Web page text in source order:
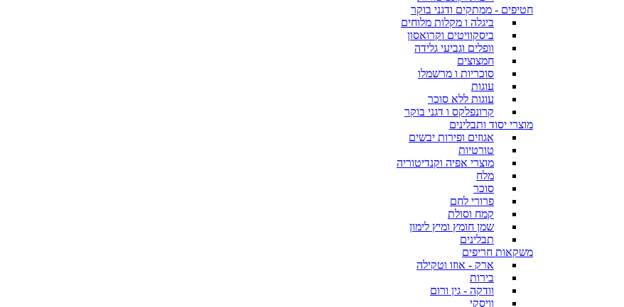
חטיפים - ממתקים ודגני בוקר
ביגלה ו מקלות מלוחים
ביסקוויטים וקרואסון
וופלים וגביעי גלידה
חמצוצים
סוכריות ו מרשמלו
עוגות
עוגות ללא סוכר
קרונפלקס ו דגני בוקר
מוצרי יסוד ותבלינים
אגוזים ופירות יבשים
טורטיות
מוצרי אפיה וקנדיטוריה
מלח
סוכר
פרורי לחם
קמח וסולת
שמן חומץ ומיץ לימון
תבלינים
משקאות חריפים
ארק - אוזו וטקילה
בירות
וודקה - גין ורום
וויסקי